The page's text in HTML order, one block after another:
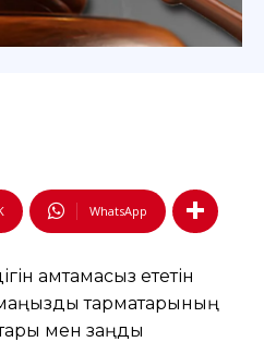
WhatsApp
қамтамасыз ететін
тармақтарының
мен заңды